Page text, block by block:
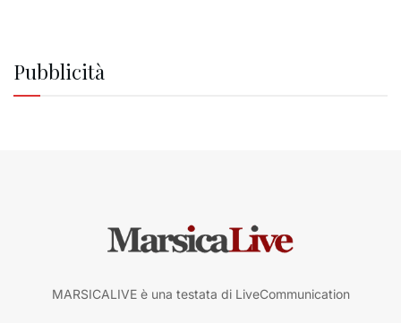
Pubblicità
MARSICALIVE è una testata di LiveCommunication